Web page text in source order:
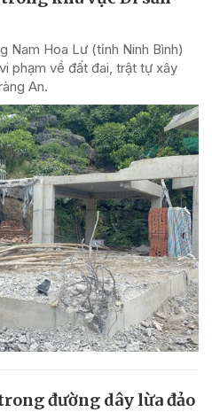
Nam Hoa Lư (tỉnh Ninh Bình)
phạm về đất đai, trật tự xây
An.
đường dây lừa đảo